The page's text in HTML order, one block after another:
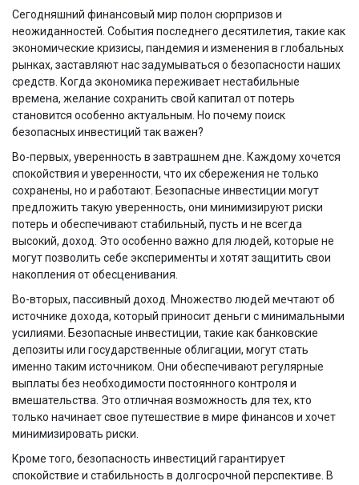
Сегодняшний финансовый мир полон сюрпризов и
неожиданностей. События последнего десятилетия, такие как
экономические кризисы, пандемия и изменения в глобальных
рынках, заставляют нас задумываться о безопасности наших
средств. Когда экономика переживает нестабильные
времена, желание сохранить свой капитал от потерь
становится особенно актуальным. Но почему поиск
безопасных инвестиций так важен?
Во-первых, уверенность в завтрашнем дне. Каждому хочется
спокойствия и уверенности, что их сбережения не только
сохранены, но и работают. Безопасные инвестиции могут
предложить такую уверенность, они минимизируют риски
потерь и обеспечивают стабильный, пусть и не всегда
высокий, доход. Это особенно важно для людей, которые не
могут позволить себе эксперименты и хотят защитить свои
накопления от обесценивания.
Во-вторых, пассивный доход. Множество людей мечтают об
источнике дохода, который приносит деньги с минимальными
усилиями. Безопасные инвестиции, такие как банковские
депозиты или государственные облигации, могут стать
именно таким источником. Они обеспечивают регулярные
выплаты без необходимости постоянного контроля и
вмешательства. Это отличная возможность для тех, кто
только начинает свое путешествие в мире финансов и хочет
минимизировать риски.
Кроме того, безопасность инвестиций гарантирует
спокойствие и стабильность в долгосрочной перспективе. В